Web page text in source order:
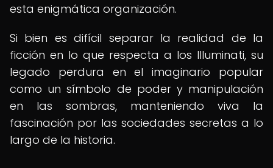
esta enigmática organización.
Si bien es difícil separar la realidad de la
ficción en lo que respecta a los Illuminati, su
legado perdura en el imaginario popular
como un símbolo de poder y manipulación
en las sombras, manteniendo viva la
fascinación por las sociedades secretas a lo
largo de la historia.